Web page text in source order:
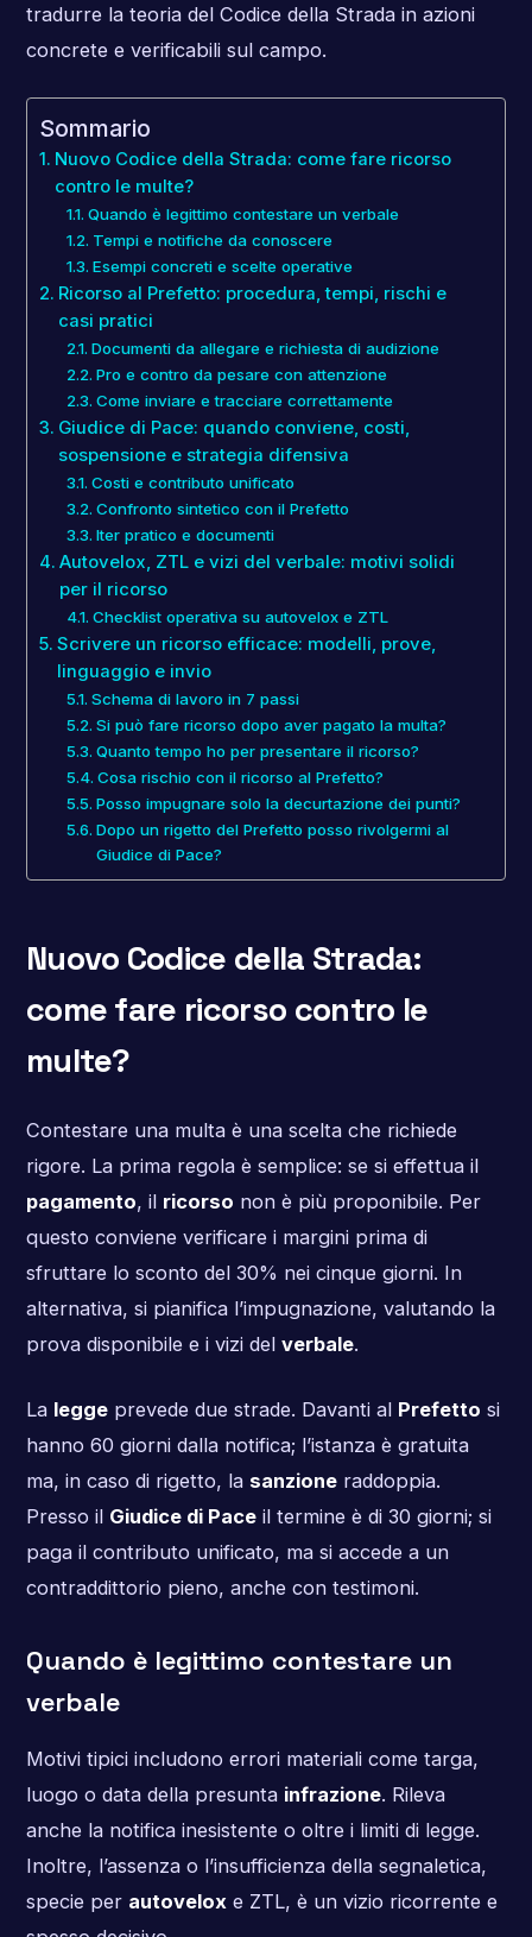
tradurre la teoria del Codice della Strada in azioni
concrete e verificabili sul campo.
Sommario
Nuovo Codice della Strada: come fare ricorso
contro le multe?
Quando è legittimo contestare un verbale
Tempi e notifiche da conoscere
Esempi concreti e scelte operative
Ricorso al Prefetto: procedura, tempi, rischi e
casi pratici
Documenti da allegare e richiesta di audizione
Pro e contro da pesare con attenzione
Come inviare e tracciare correttamente
Giudice di Pace: quando conviene, costi,
sospensione e strategia difensiva
Costi e contributo unificato
Confronto sintetico con il Prefetto
Iter pratico e documenti
Autovelox, ZTL e vizi del verbale: motivi solidi
per il ricorso
Checklist operativa su autovelox e ZTL
Scrivere un ricorso efficace: modelli, prove,
linguaggio e invio
Schema di lavoro in 7 passi
Si può fare ricorso dopo aver pagato la multa?
Quanto tempo ho per presentare il ricorso?
Cosa rischio con il ricorso al Prefetto?
Posso impugnare solo la decurtazione dei punti?
Dopo un rigetto del Prefetto posso rivolgermi al
Giudice di Pace?
Nuovo Codice della Strada:
come fare ricorso contro le
multe?
Contestare una multa è una scelta che richiede
rigore. La prima regola è semplice: se si effettua il
pagamento, il ricorso non è più proponibile. Per
questo conviene verificare i margini prima di
sfruttare lo sconto del 30% nei cinque giorni. In
alternativa, si pianifica l’impugnazione, valutando la
prova disponibile e i vizi del verbale.
La leggeprevede due strade. Davanti al Prefetto si
hanno 60 giorni dalla notifica; l’istanza è gratuita
ma, in caso di rigetto, la sanzioneraddoppia.
Presso il Giudice di Paceil termine è di 30 giorni; si
paga il contributo unificato, ma si accede a un
contraddittorio pieno, anche con testimoni.
Quando è legittimo contestare un
verbale
Motivi tipici includono errori materiali come targa,
luogo o data della presunta infrazione. Rileva
anche la notifica inesistente o oltre i limiti di legge.
Inoltre, l’assenza o l’insufficienza della segnaletica,
specie per autoveloxe ZTL, è un vizio ricorrente e